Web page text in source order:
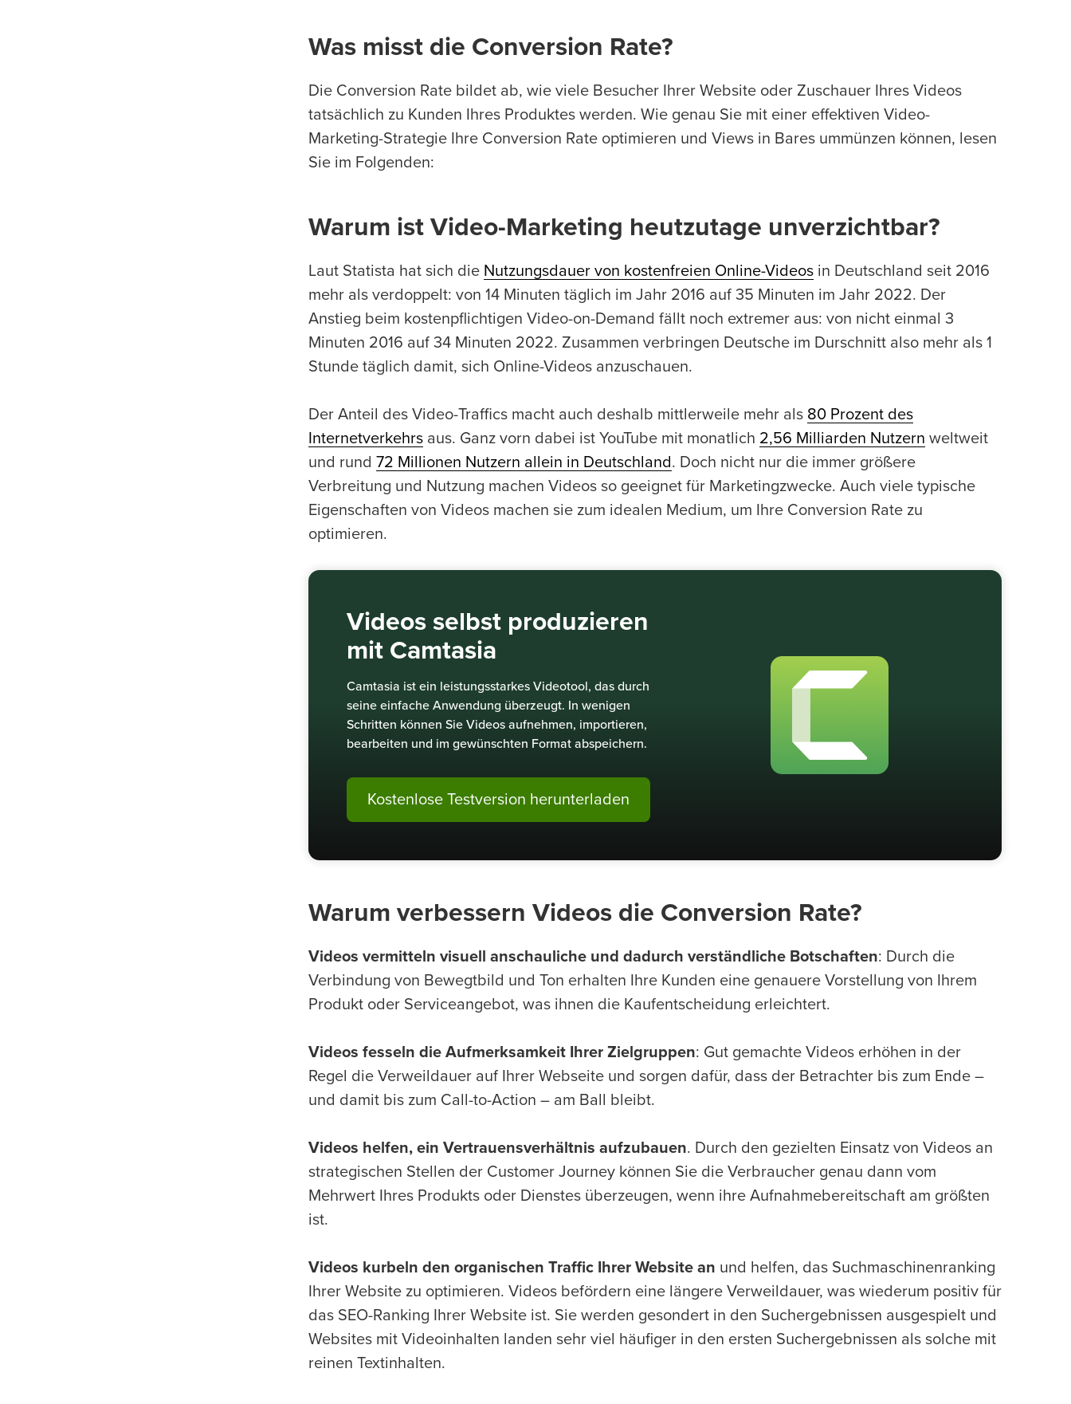
Was misst die Conversion Rate?
Die Conversion Rate bildet ab, wie viele Besucher Ihrer Website oder Zuschauer Ihres Videos
tatsächlich zu Kunden Ihres Produktes werden. Wie genau Sie mit einer effektiven Video-
Marketing-Strategie Ihre Conversion Rate optimieren und Views in Bares ummünzen können, lesen
Sie im Folgenden:
Warum ist Video-Marketing heutzutage unverzichtbar?
Laut Statista hat sich die Nutzungsdauer von kostenfreien Online-Videos in Deutschland seit 2016
mehr als verdoppelt: von 14 Minuten täglich im Jahr 2016 auf 35 Minuten im Jahr 2022. Der
Anstieg beim kostenpflichtigen Video-on-Demand fällt noch extremer aus: von nicht einmal 3
Minuten 2016 auf 34 Minuten 2022. Zusammen verbringen Deutsche im Durschnitt also mehr als 1
Stunde täglich damit, sich Online-Videos anzuschauen.
Der Anteil des Video-Traffics macht auch deshalb mittlerweile mehr als 80 Prozent des
Internetverkehrs aus. Ganz vorn dabei ist YouTube mit monatlich 2,56 Milliarden Nutzern weltweit
und rund 72 Millionen Nutzern allein in Deutschland . Doch nicht nur die immer größere
Verbreitung und Nutzung machen Videos so geeignet für Marketingzwecke. Auch viele typische
Eigenschaften von Videos machen sie zum idealen Medium, um Ihre Conversion Rate zu
optimieren.
Videos selbst produzieren
mit Camtasia
Camtasia ist ein leistungsstarkes Videotool, das durch
seine einfache Anwendung überzeugt. In wenigen
Schritten können Sie Videos aufnehmen, importieren,
bearbeiten und im gewünschten Format abspeichern.
Kostenlose Testversion herunterladen
Warum verbessern Videos die Conversion Rate?
Videos vermitteln visuell anschauliche und dadurch verständliche Botschaften: Durch die
Verbindung von Bewegtbild und Ton erhalten Ihre Kunden eine genauere Vorstellung von Ihrem
Produkt oder Serviceangebot, was ihnen die Kaufentscheidung erleichtert.
Videos fesseln die Aufmerksamkeit Ihrer Zielgruppen: Gut gemachte Videos erhöhen in der
Regel die Verweildauer auf Ihrer Webseite und sorgen dafür, dass der Betrachter bis zum Ende –
und damit bis zum Call-to-Action – am Ball bleibt.
Videos helfen, ein Vertrauensverhältnis aufzubauen. Durch den gezielten Einsatz von Videos an
strategischen Stellen der Customer Journey können Sie die Verbraucher genau dann vom
Mehrwert Ihres Produkts oder Dienstes überzeugen, wenn ihre Aufnahmebereitschaft am größten
ist.
Videos kurbeln den organischen Traffic Ihrer Website an und helfen, das Suchmaschinenranking
Ihrer Website zu optimieren. Videos befördern eine längere Verweildauer, was wiederum positiv für
das SEO-Ranking Ihrer Website ist. Sie werden gesondert in den Suchergebnissen ausgespielt und
Websites mit Videoinhalten landen sehr viel häufiger in den ersten Suchergebnissen als solche mit
reinen Textinhalten.